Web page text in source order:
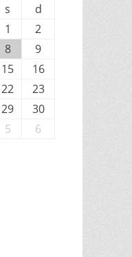
s
d
1
2
8
9
15
16
22
23
29
30
5 6